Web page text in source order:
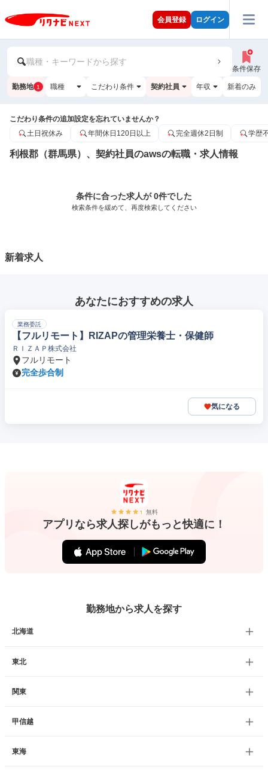
会員登録 ログイン
職種・キーワードから探す
条件保存
勤務地 1 職種 こだわり条件 契約社員 年収 新着のみ
こだわり条件の追加設定を忘れていませんか？
土日祝休み
年間休日120日以上 完全週休2日制 学歴
利根郡（群馬県）、契約社員のawsの転職・求人情報
条件に合った求人が 0件でした
検索条件を緩めて、再度検索してください
新着求人
あなたにおすすめの求人
業務委託
【フルリモート】RIZAPの管理栄養士・保健師
ＲＩＺＡＰ株式会社
フルリモート
完全歩合制
気になる
無料
アプリなら求人探しがもっと快適に！
勤務地から求人を探す
北海道
東北
関東
甲信越
東海